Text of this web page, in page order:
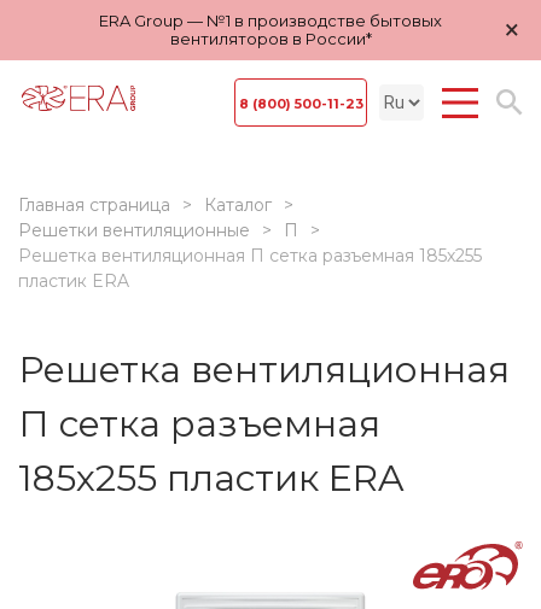
ERA Group — №1 в производстве бытовых
вентиляторов в России*
×
8 (800) 500-11-23
Главная страница
Каталог
Решетки вентиляционные
П
Решетка вентиляционная П сетка разъемная 185х255
пластик ERA
Решетка вентиляционная
П сетка разъемная
185х255 пластик ERA